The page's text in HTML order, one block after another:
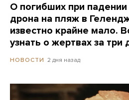
О погибших при падении
дрона на пляж в
известно крайне мало.
узнать о жертвах за три
НОВОСТИ 2 дня назад